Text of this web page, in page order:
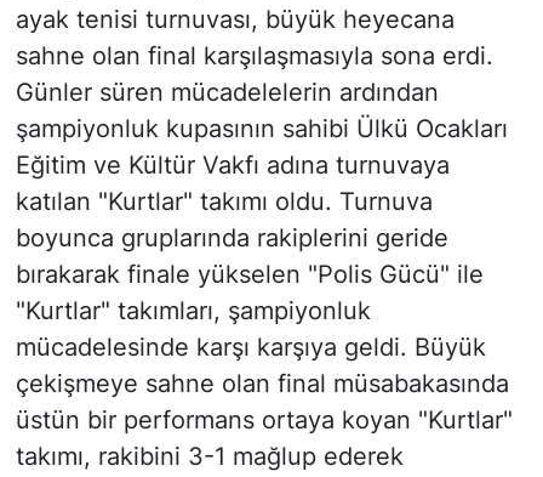
ayak tenisi turnuvası, büyük heyecana
sahne olan final karşılaşmasıyla sona erdi.
Günler süren mücadelelerin ardından
şampiyonluk kupasının sahibi Ülkü Ocakları
Eğitim ve Kültür Vakfı adına turnuvaya
katılan "Kurtlar" takımı oldu. Turnuva
boyunca gruplarında rakiplerini geride
bırakarak finale yükselen "Polis Gücü" ile
"Kurtlar" takımları, şampiyonluk
mücadelesinde karşı karşıya geldi. Büyük
çekişmeye sahne olan final müsabakasında
üstün bir performans ortaya koyan "Kurtlar"
takımı, rakibini 3-1 mağlup ederek